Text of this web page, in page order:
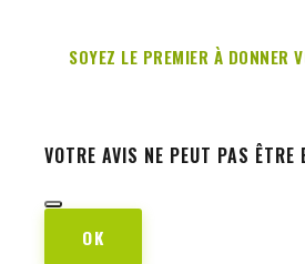
SOYEZ LE PREMIER À DONNER
VOTRE AVIS NE PEUT PAS ÊTRE
OK